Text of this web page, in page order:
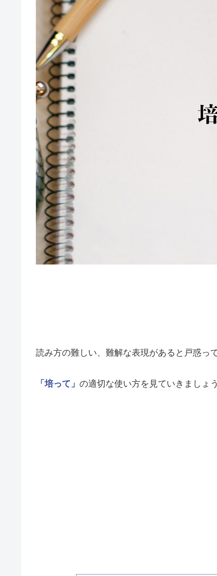
読み方の難しい、難解な表現があると戸惑っ
「培って」 の適切な使い方を見ていきましょ